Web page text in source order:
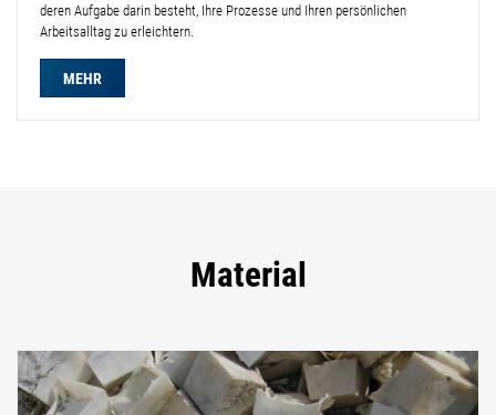
deren Aufgabe darin besteht, Ihre Prozesse und Ihren persönlichen
Arbeitsalltag zu erleichtern.
MEHR
Material